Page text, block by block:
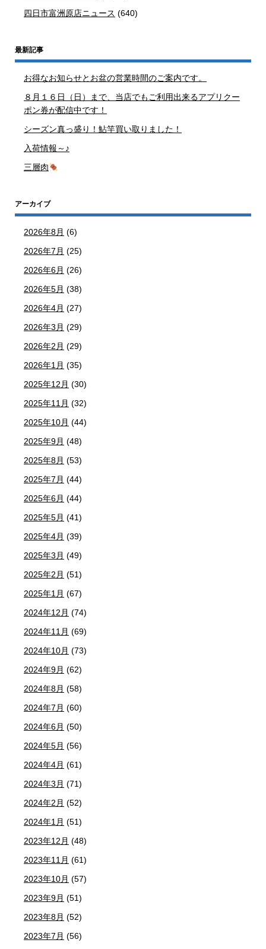
四日市富洲原店ニュース (640)
最新記事
お得なお知らせとお盆の営業時間のご案内です。
８月１６日（日）まで、当店でもご利用出来るアプリクー
ポン券が配信中です！
シーズン真っ盛り！鮎竿買い取りました！
入荷情報～♪
三層肉
アーカイブ
2026年8月 (6)
2026年7月 (25)
2026年6月 (26)
2026年5月 (38)
2026年4月 (27)
2026年3月 (29)
2026年2月 (29)
2026年1月 (35)
2025年12月 (30)
2025年11月 (32)
2025年10月 (44)
2025年9月 (48)
2025年8月 (53)
2025年7月 (44)
2025年6月 (44)
2025年5月 (41)
2025年4月 (39)
2025年3月 (49)
2025年2月 (51)
2025年1月 (67)
2024年12月 (74)
2024年11月 (69)
2024年10月 (73)
2024年9月 (62)
2024年8月 (58)
2024年7月 (60)
2024年6月 (50)
2024年5月 (56)
2024年4月 (61)
2024年3月 (71)
2024年2月 (52)
2024年1月 (51)
2023年12月 (48)
2023年11月 (61)
2023年10月 (57)
2023年9月 (51)
2023年8月 (52)
2023年7月 (56)